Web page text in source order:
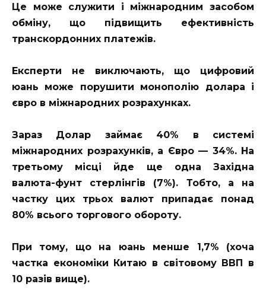
Це може служити і міжнародним засобом
обміну, що підвищить ефективність
транскордонних платежів.
Експерти не виключають, що цифровий
юань може порушити монополію долара і
євро в міжнародних розрахунках.
Зараз Долар займає 40% в системі
міжнародних розрахунків, а Євро — 34%. На
третьому місці йде ще одна Західна
валюта-фунт стерлінгів (7%). Тобто, а на
частку цих трьох валют припадає понад
80% всього торгового обороту.
При тому, що на юань менше 1,7% (хоча
частка економіки Китаю в світовому ВВП в
10 разів вище).